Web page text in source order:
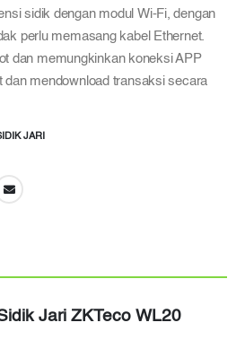
sidik dengan modul Wi-Fi, dengan
perlu memasang kabel Ethernet.
dan memungkinkan koneksi APP
dan mendownload transaksi secara
JARI
Jari ZKTeco WL20